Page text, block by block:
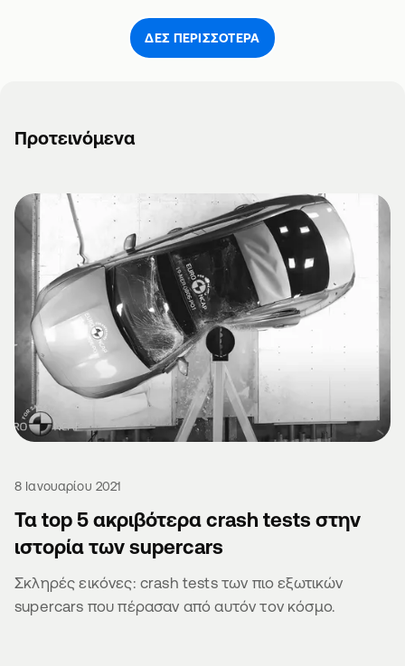
ΔΕΣ ΠΕΡΙΣΣΌΤΕΡΑ
Προτεινόμενα
8 Ιανουαρίου 2021
Τα top 5 ακριβότερα crash tests στην
ιστορία των supercars
Σκληρές εικόνες: crash tests των πιο εξωτικών
supercars που πέρασαν από αυτόν τον κόσμο.